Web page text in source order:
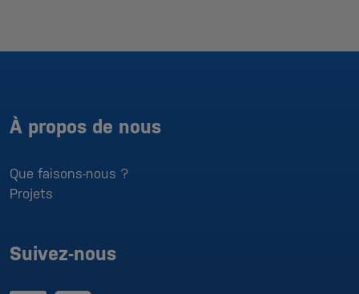
À propos de nous
Que faisons-nous ?
Projets
Suivez-nous